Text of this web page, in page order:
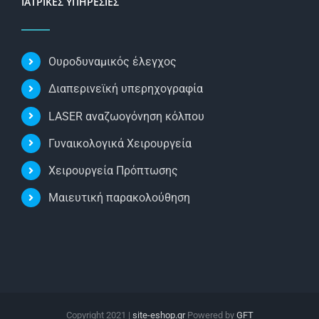
Ουροδυναμικός έλεγχος
Διαπερινεϊκή υπερηχογραφία
LASER αναζωογόνηση κόλπου
Γυναικολογικά Xειρουργεία
Χειρουργεία Πρόπτωσης
Μαιευτική παρακολούθηση
Copyright 2021 | site-eshop.grPowered by GFT